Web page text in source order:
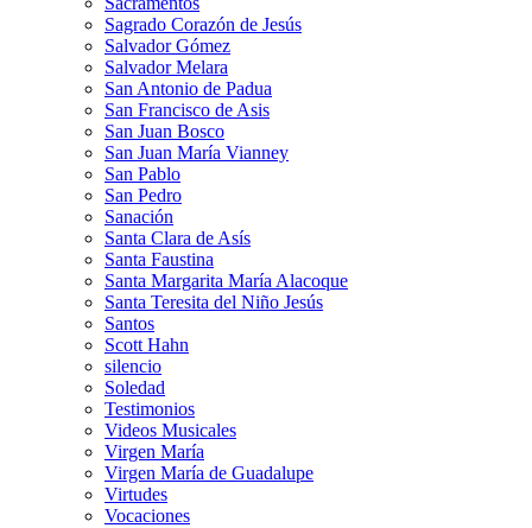
Sagrado Corazón de Jesús
Salvador Gómez
Salvador Melara
San Antonio de Padua
San Francisco de Asis
San Juan Bosco
San Juan María Vianney
San Pablo
San Pedro
Sanación
Santa Clara de Asís
Santa Faustina
Santa Margarita María Alacoque
Santa Teresita del Niño Jesús
Santos
Scott Hahn
silencio
Soledad
Testimonios
Videos Musicales
Virgen María
Virgen María de Guadalupe
Virtudes
Vocaciones